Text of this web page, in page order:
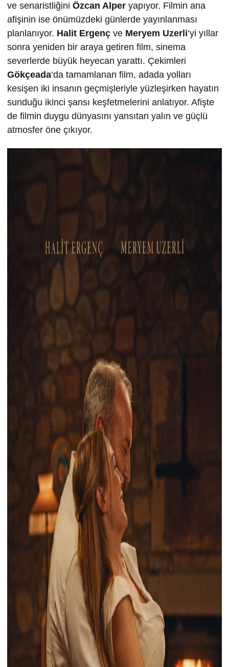
ve senaristliğini Özcan Alper yapıyor. Filmin ana
afişinin ise önümüzdeki günlerde yayınlanması
planlanıyor. Halit Ergenç ve Meryem Uzerli‘yi yıllar
sonra yeniden bir araya getiren film, sinema
severlerde büyük heyecan yarattı. Çekimleri
Gökçeada‘da tamamlanan film, adada yolları
kesişen iki insanın geçmişleriyle yüzleşirken hayatın
sunduğu ikinci şansı keşfetmelerini anlatıyor. Afişte
de filmin duygu dünyasını yansıtan yalın ve güçlü
atmosfer öne çıkıyor.